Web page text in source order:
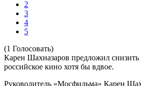
2
3
4
5
(1 Голосовать)
Карен Шахназаров предложил
российское кино хотя бы вдвое.
Руководитель «Мосфильма» Карен